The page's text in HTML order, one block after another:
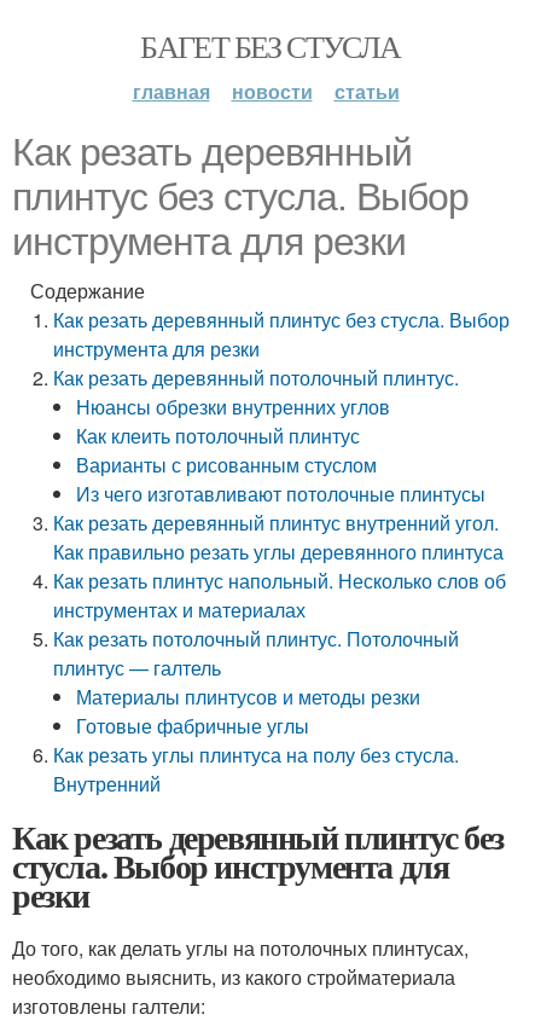
БАГЕТ БЕЗ СТУСЛА
главная новости статьи
Как резать деревянный
плинтус без стусла. Выбор
инструмента для резки
Содержание
Как резать деревянный плинтус без стусла. Выбор
инструмента для резки
Как резать деревянный потолочный плинтус.
Нюансы обрезки внутренних углов
Как клеить потолочный плинтус
Варианты с рисованным стуслом
Из чего изготавливают потолочные плинтусы
Как резать деревянный плинтус внутренний угол.
Как правильно резать углы деревянного плинтуса
Как резать плинтус напольный. Несколько слов об
инструментах и материалах
Как резать потолочный плинтус. Потолочный
плинтус — галтель
Материалы плинтусов и методы резки
Готовые фабричные углы
Как резать углы плинтуса на полу без стусла.
Внутренний
Как резать деревянный плинтус без
стусла. Выбор инструмента для
резки
До того, как делать углы на потолочных плинтусах,
необходимо выяснить, из какого стройматериала
изготовлены галтели: